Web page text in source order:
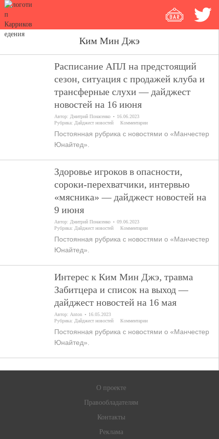
Ким Мин Джэ
Расписание АПЛ на предстоящий
сезон, ситуация с продажей клуба и
трансферные слухи — дайджест
новостей на 16 июня
Автор: Дмитрий Понасенко
16.06.2023
Рубрика: Дайджест новостей Комментарии
Постоянная рубрика с новостями о «Манчестер
Юнайтед».
Здоровье игроков в опасности,
сороки-перехватчики, интервью
«мясника» — дайджест новостей на
9 июня
Автор: Дмитрий Понасенко
09.06.2023
Рубрика: Дайджест новостей Комментарии
Постоянная рубрика с новостями о «Манчестер
Юнайтед».
Интерес к Ким Мин Джэ, травма
Забитцера и список на выход —
дайджест новостей на 16 мая
Автор: Anton
16.05.2023
Рубрика: Дайджест новостей Комментарии
Постоянная рубрика с новостями о «Манчестер
Юнайтед».
О проекте
Правообладателям
Контакты
Реклама